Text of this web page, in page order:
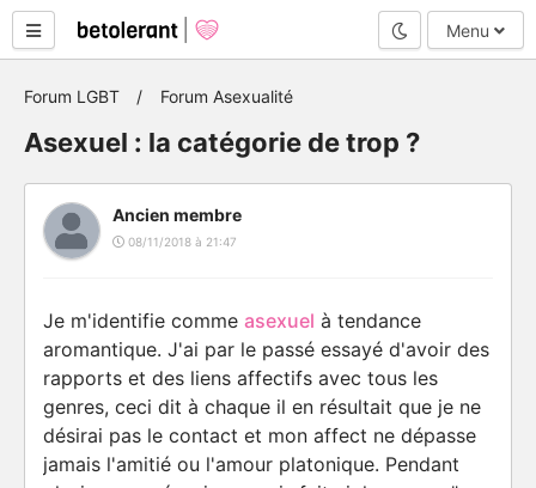
Mode nuit
Menu
Forum LGBT Forum Asexualité
Asexuel : la catégorie de trop ?
Ancien membre
08/11/2018 à 21:47
Je m'identifie comme asexuel à tendance
aromantique. J'ai par le passé essayé d'avoir des
rapports et des liens affectifs avec tous les
genres, ceci dit à chaque il en résultait que je ne
désirai pas le contact et mon affect ne dépasse
jamais l'amitié ou l'amour platonique. Pendant